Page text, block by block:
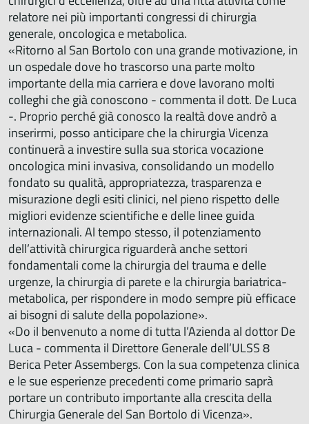
relatore nei più importanti congressi di chirurgia
generale, oncologica e metabolica.
«Ritorno al San Bortolo con una grande motivazione, in
un ospedale dove ho trascorso una parte molto
importante della mia carriera e dove lavorano molti
colleghi che già conoscono - commenta il dott. De Luca
-. Proprio perché già conosco la realtà dove andrò a
inserirmi, posso anticipare che la chirurgia Vicenza
continuerà a investire sulla sua storica vocazione
oncologica mini invasiva, consolidando un modello
fondato su qualità, appropriatezza, trasparenza e
misurazione degli esiti clinici, nel pieno rispetto delle
migliori evidenze scientifiche e delle linee guida
internazionali. Al tempo stesso, il potenziamento
dell’attività chirurgica riguarderà anche settori
fondamentali come la chirurgia del trauma e delle
urgenze, la chirurgia di parete e la chirurgia bariatrica-
metabolica, per rispondere in modo sempre più efficace
ai bisogni di salute della popolazione».
«Do il benvenuto a nome di tutta l’Azienda al dottor De
Luca - commenta il Direttore Generale dell’ULSS 8
Berica Peter Assembergs. Con la sua competenza clinica
e le sue esperienze precedenti come primario saprà
portare un contributo importante alla crescita della
Chirurgia Generale del San Bortolo di Vicenza».